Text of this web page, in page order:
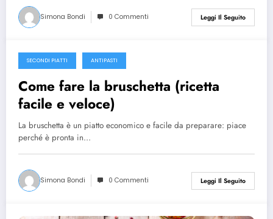
Simona Bondi 0 Commenti Leggi Il Seguito
21 Marzo 2016
SECONDI PIATTI ANTIPASTI
Come fare la bruschetta (ricetta
facile e veloce)
La bruschetta è un piatto economico e facile da preparare: piace
perché è pronta in…
Simona Bondi 0 Commenti Leggi Il Seguito